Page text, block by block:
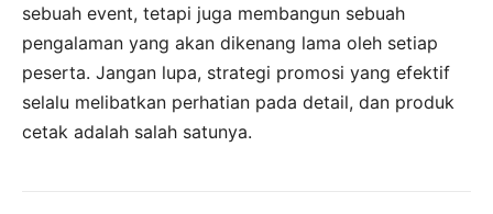
sebuah event, tetapi juga membangun sebuah
pengalaman yang akan dikenang lama oleh setiap
peserta. Jangan lupa, strategi promosi yang efektif
selalu melibatkan perhatian pada detail, dan produk
cetak adalah salah satunya.